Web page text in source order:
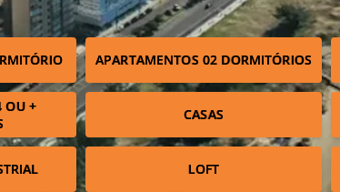
APARTAMENTOS 02 DORMITÓRIOS
OU +
CASAS
LOFT